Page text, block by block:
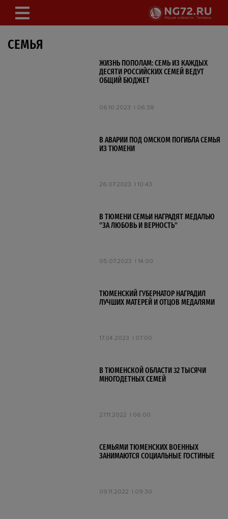
СЕМЬЯ
ЖИЗНЬ ПОПОЛАМ: СЕМЬ ИЗ КАЖДЫХ
ДЕСЯТИ РОССИЙСКИХ СЕМЕЙ ВЕДУТ
ОБЩИЙ БЮДЖЕТ
06.10.2023 06:38
В АВАРИИ ПОД ОМСКОМ ПОГИБЛА СЕМЬЯ
ИЗ ТЮМЕНИ
26.07.2023 10:43
В ТЮМЕНИ СЕМЬИ НАГРАДЯТ МЕДАЛЬЮ
"ЗА ЛЮБОВЬ И ВЕРНОСТЬ"
05.07.2023 14:00
ТЮМЕНСКИЙ ГУБЕРНАТОР НАГРАДИЛ
ЛУЧШИХ МАТЕРЕЙ И ОТЦОВ МЕДАЛЯМИ
17.04.2023 07:00
В ТЮМЕНСКОЙ ОБЛАСТИ 32 ТЫСЯЧИ
МНОГОДЕТНЫХ СЕМЕЙ
27.11.2022 06:00
СЕМЬЯМИ ТЮМЕНСКИХ ВОЕННЫХ
ЗАНИМАЮТСЯ СОЦИАЛЬНЫЕ ГОСТИНЫЕ
09.11.2022 09:30